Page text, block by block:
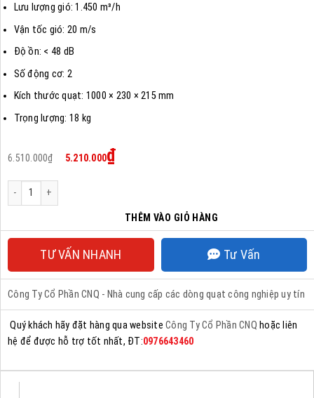
Lưu lượng gió: 1.450 m³/h
Vận tốc gió: 20 m/s
Độ ồn: < 48 dB
Số động cơ: 2
Kích thước quạt: 1000 × 230 × 215 mm
Trọng lượng: 18 kg
6.510.000₫
Giá
gốc
6.510.000₫.
5.210.000₫
Quạt Cắt Gió Nanyoo FM-5510Z-L/Y số lượng
THÊM VÀO GIỎ HÀNG
TƯ VẤN NHANH Tư Vấn
Công Ty Cổ Phần CNQ - Nhà cung cấp các dòng quạt công nghiệp uy tín
Quý khách hãy đặt hàng qua website Công Ty Cổ Phần CNQ hoặc liên
hệ để được hỗ trợ tốt nhất, ĐT:0976643460